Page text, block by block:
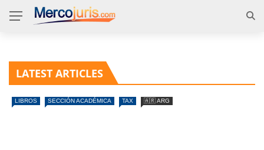
LATEST ARTICLES
LIBROS SECCIÓN ACADÉMICA TAX 🇦🇷 ARG